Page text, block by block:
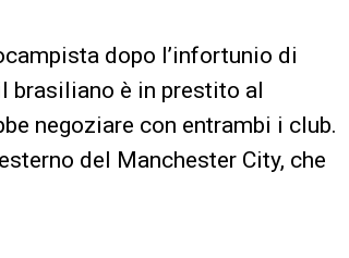
dopo l’infortunio di
brasiliano è in prestito al
negoziare con entrambi i club.
del Manchester City, che